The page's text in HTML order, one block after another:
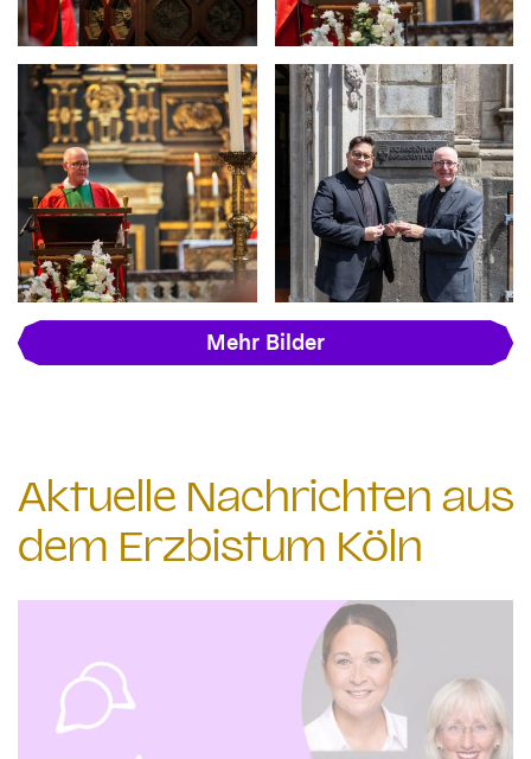
Mehr Bilder
Aktuelle Nachrichten aus
dem Erzbistum Köln